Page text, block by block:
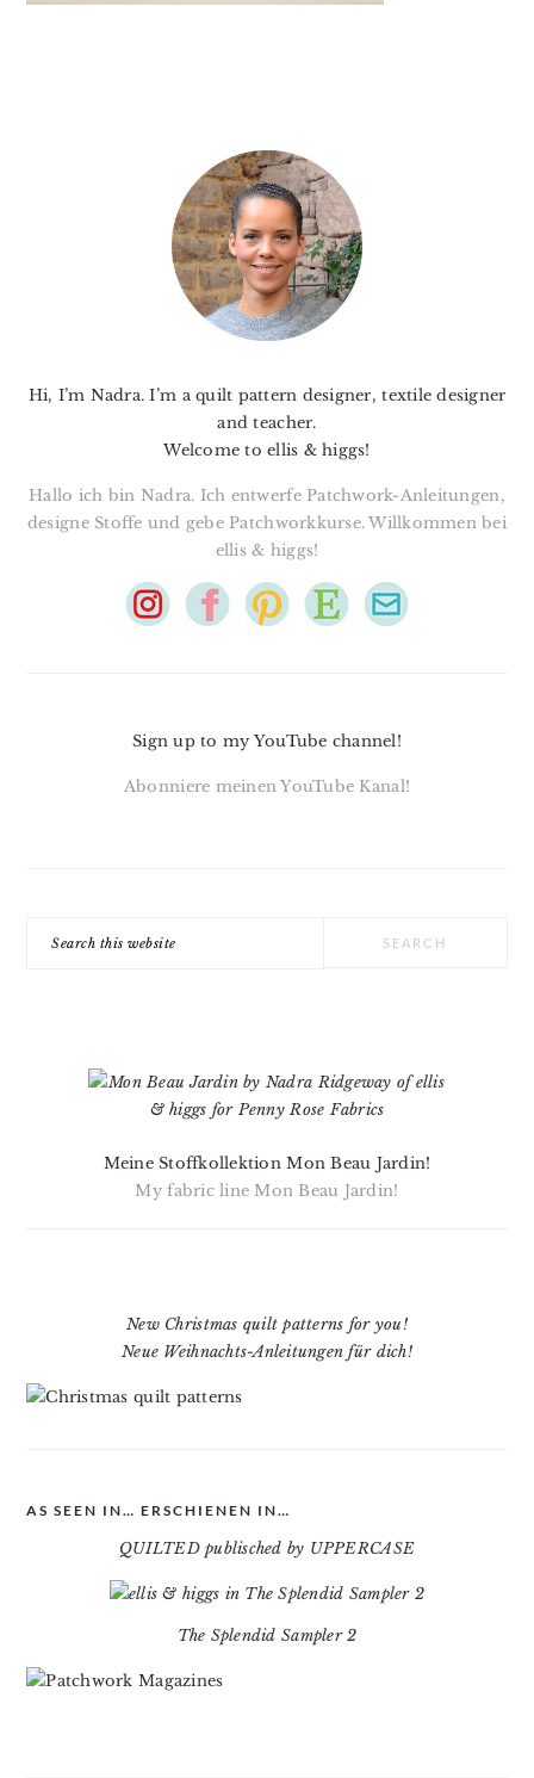
Hi, I’m Nadra. I’m a quilt pattern designer, textile designer
and teacher.
Welcome to ellis & higgs!
Hallo ich bin Nadra. Ich entwerfe Patchwork-Anleitungen,
designe Stoffe und gebe Patchworkkurse. Willkommen bei
ellis & higgs!
Sign up to my YouTube channel!
Abonniere meinen YouTube Kanal!
Meine Stoffkollektion Mon Beau Jardin!
My fabric line Mon Beau Jardin!
New Christmas quilt patterns for you!
Neue Weihnachts-Anleitungen für dich!
AS SEEN IN… ERSCHIENEN IN…
QUILTED publisched by UPPERCASE
The Splendid Sampler 2